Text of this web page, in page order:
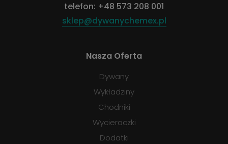
telefon: +48 573 208 001
sklep@dywanychemex.pl
Nasza Oferta
Dywany
Wykładziny
Chodniki
Wycieraczki
Dodatki